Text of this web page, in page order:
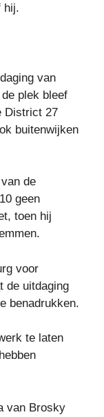
hij.
van
plek bleef
District 27
buitenwijken
de
geen
toen hij
voor
de uitdaging
benadrukken.
te laten
van Brosky